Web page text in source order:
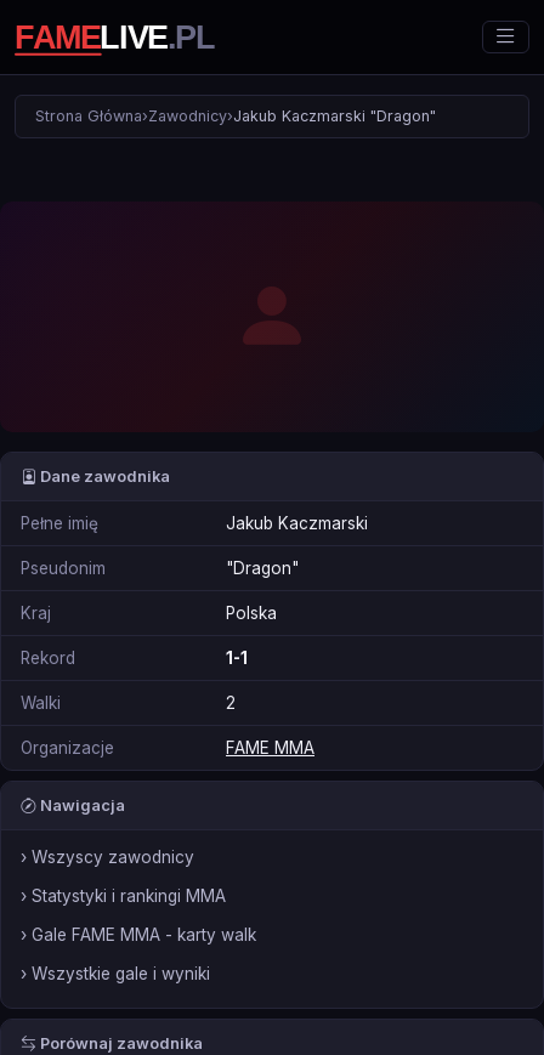
Strona Główna›Zawodnicy›Jakub Kaczmarski "Dragon"
Dane zawodnika
Pełne imię Jakub Kaczmarski
Pseudonim "Dragon"
Kraj Polska
Rekord 1-1
Walki 2
Organizacje FAME MMA
Nawigacja
› Wszyscy zawodnicy
› Statystyki i rankingi MMA
› Gale FAME MMA - karty walk
› Wszystkie gale i wyniki
Porównaj zawodnika